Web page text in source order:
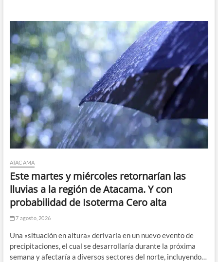
ATACAMA
Este martes y miércoles retornarían las
lluvias a la región de Atacama. Y con
probabilidad de Isoterma Cero alta
7 agosto, 2026
Una «situación en altura» derivaría en un nuevo evento de
precipitaciones, el cual se desarrollaría durante la próxima
semana y afectaría a diversos sectores del norte, incluyendo…